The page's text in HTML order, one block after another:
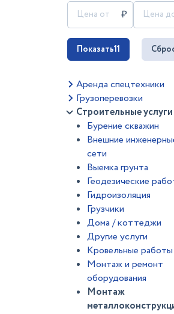
Показать11
Аренда спецтехники
Грузоперевозки
Строительные услуги
Бурение скважин
Внешние
сети
Выемка грунта
Геодезические
Гидроизоляция
Грузчики
Дома / коттеджи
Другие услуги
Кровельные работы
Монтаж и ремонт
оборудования
Монтаж